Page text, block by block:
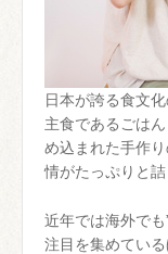
日本が誇る食文
主食であるごは
め込まれた手作
情がたっぷりと詰
近年では海外で
注目を集めている